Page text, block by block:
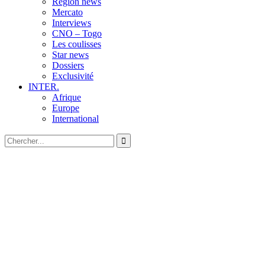
Mercato
Interviews
CNO – Togo
Les coulisses
Star news
Dossiers
Exclusivité
INTER.
Afrique
Europe
International